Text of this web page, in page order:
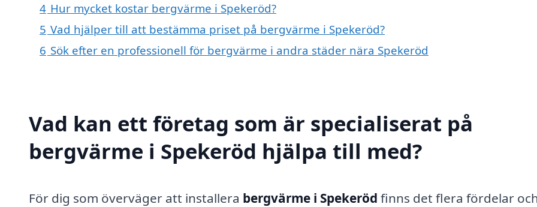
4 Hur mycket kostar bergvärme i Spekeröd?
5 Vad hjälper till att bestämma priset på bergvärme i Spekeröd?
6 Sök efter en professionell för bergvärme i andra städer nära Spekeröd
Vad kan ett företag som är specialiserat på
bergvärme i Spekeröd hjälpa till med?
För dig som överväger att installera bergvärme i Spekeröd finns det flera fördelar